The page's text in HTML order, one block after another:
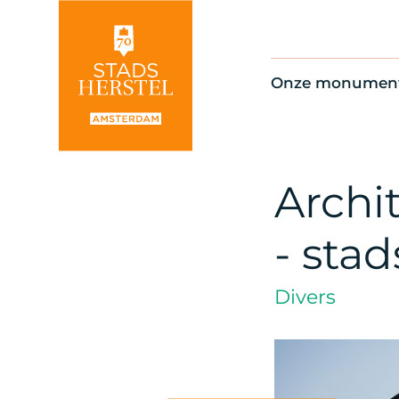
Onze
Thema’s
-
Divers